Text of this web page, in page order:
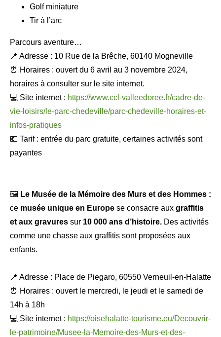
Golf miniature
Tir à l’arc
Parcours aventure…
📍 Adresse : 10 Rue de la Brêche, 60140 Mogneville
⏰ Horaires : ouvert du 6 avril au 3 novembre 2024,
horaires à consulter sur le site internet.
💻 Site internet : https://www.ccl-valleedoree.fr/cadre-de-
vie-loisirs/le-parc-chedeville/parc-chedeville-horaires-et-
infos-pratiques
💶 Tarif : entrée du parc gratuite, certaines activités sont
payantes
🖼 Le Musée de la Mémoire des Murs et des Hommes :
ce musée unique en Europe se consacre aux graffitis
et aux gravures sur 10 000 ans d’histoire. Des activités
comme une chasse aux graffitis sont proposées aux
enfants.
📍 Adresse : Place de Piegaro, 60550 Verneuil-en-Halatte
⏰ Horaires : ouvert le mercredi, le jeudi et le samedi de
14h à 18h
💻 Site internet : https://oisehalatte-tourisme.eu/Decouvrir-
le-patrimoine/Musee-la-Memoire-des-Murs-et-des-